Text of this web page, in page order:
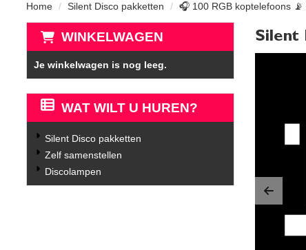
Home Silent Disco pakketten 🎧 100 RGB koptelefoons
WINKELWAGEN
Je winkelwagen is nog leeg.
WAT WILT U HUREN?
Silent Disco pakketten
Zelf samenstellen
Discolampen
Silent